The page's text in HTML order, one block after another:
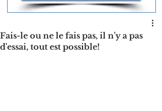
Fais-le ou ne le fais pas, il n'y a pas
d'essai, tout est possible!